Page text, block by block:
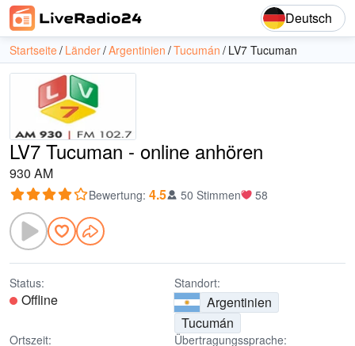
Deutsch
Startseite Länder Argentinien Tucumán LV7 Tucuman
LV7 Tucuman - online anhören
930 AM
Bewertung: 4.5 50 Stimmen 58
Status:
Offline
Standort:
Argentinien
Tucumán
Ortszeit: Übertragungssprache: